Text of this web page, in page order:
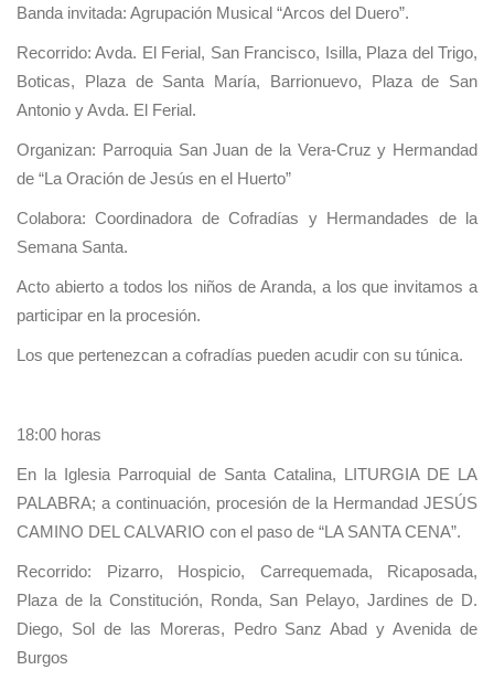
Banda invitada: Agrupación Musical “Arcos del Duero”.
Recorrido: Avda. El Ferial, San Francisco, Isilla, Plaza del Trigo,
Boticas, Plaza de Santa María, Barrionuevo, Plaza de San
Antonio y Avda. El Ferial.
Organizan: Parroquia San Juan de la Vera-Cruz y Hermandad
de “La Oración de Jesús en el Huerto”
Colabora: Coordinadora de Cofradías y Hermandades de la
Semana Santa.
Acto abierto a todos los niños de Aranda, a los que invitamos a
participar en la procesión.
Los que pertenezcan a cofradías pueden acudir con su túnica.
18:00 horas
En la Iglesia Parroquial de Santa Catalina, LITURGIA DE LA
PALABRA; a continuación, procesión de la Hermandad JESÚS
CAMINO DEL CALVARIO con el paso de “LA SANTA CENA”.
Recorrido: Pizarro, Hospicio, Carrequemada, Ricaposada,
Plaza de la Constitución, Ronda, San Pelayo, Jardines de D.
Diego, Sol de las Moreras, Pedro Sanz Abad y Avenida de
Burgos